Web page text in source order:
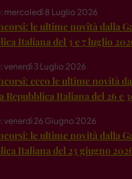
mercoledì 8 Luglio 2026
le ultime novità dalla
Italiana del 3 e 7 luglio
venerdì 3 Luglio 2026
ecco le ultime novità
Repubblica Italiana del 26 e
venerdì 26 Giugno 2026
le ultime novità dalla
Italiana del 23 giugno